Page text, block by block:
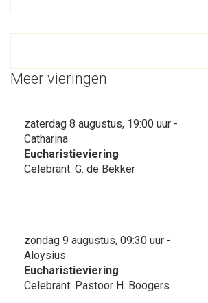
Meer vieringen
zaterdag 8 augustus, 19:00 uur -
Catharina
Eucharistieviering
Celebrant: G. de Bekker
zondag 9 augustus, 09:30 uur -
Aloysius
Eucharistieviering
Celebrant: Pastoor H. Boogers